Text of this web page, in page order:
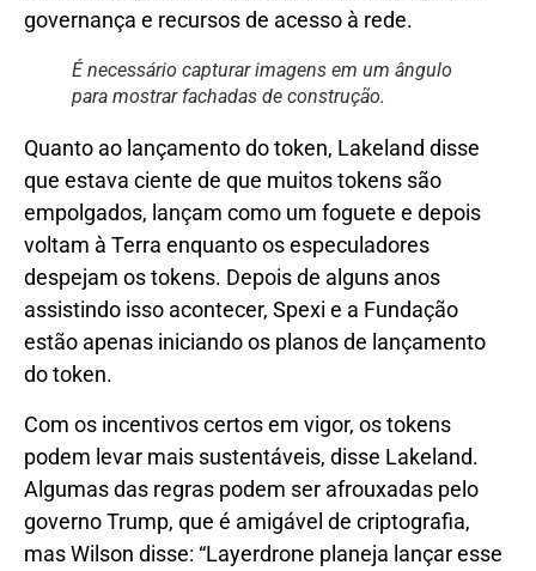
governança e recursos de acesso à rede.
É necessário capturar imagens em um ângulo
para mostrar fachadas de construção.
Quanto ao lançamento do token, Lakeland disse
que estava ciente de que muitos tokens são
empolgados, lançam como um foguete e depois
voltam à Terra enquanto os especuladores
despejam os tokens. Depois de alguns anos
assistindo isso acontecer, Spexi e a Fundação
estão apenas iniciando os planos de lançamento
do token.
Com os incentivos certos em vigor, os tokens
podem levar mais sustentáveis, disse Lakeland.
Algumas das regras podem ser afrouxadas pelo
governo Trump, que é amigável de criptografia,
mas Wilson disse: “Layerdrone planeja lançar esse